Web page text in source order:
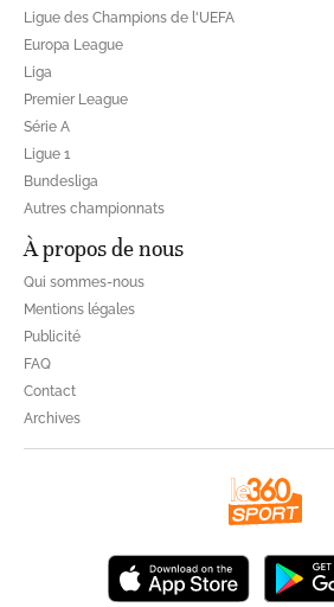
Ligue des Champions de l'UEFA
Europa League
Liga
Premier League
Série A
Ligue 1
Bundesliga
Autres championnats
À propos de nous
Qui sommes-nous
Mentions légales
Publicité
FAQ
Contact
Archives